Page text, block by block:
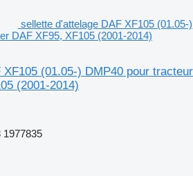
sellette d'attelage DAF XF105 (01.05-)
DAF XF95, XF105 (2001-2014)
(01.05-) DMP40 pour tracteur
(2001-2014)
1977835